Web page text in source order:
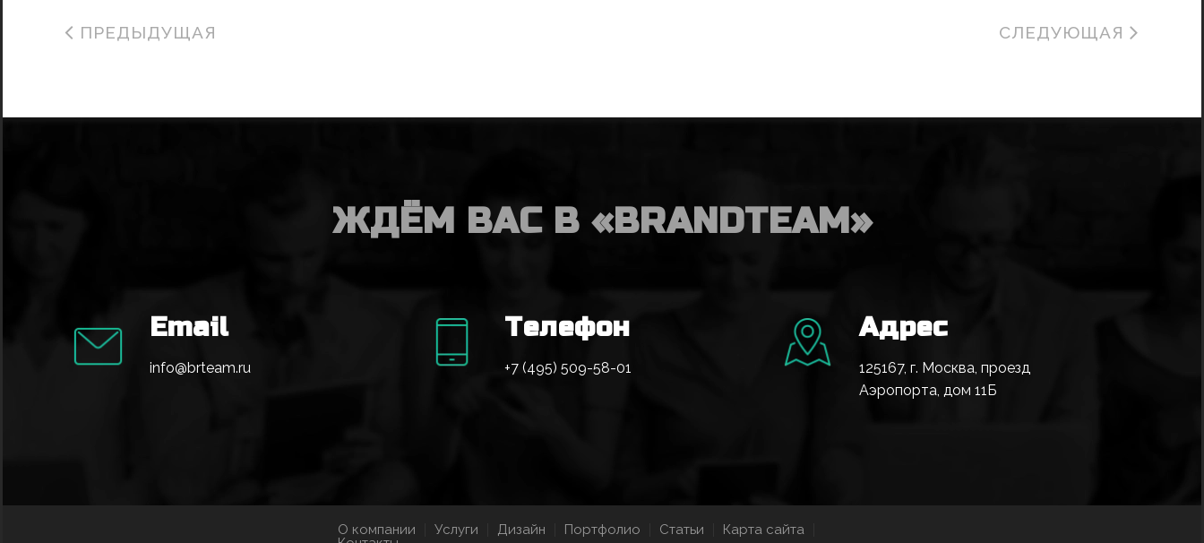
ПРЕДЫДУЩАЯ СЛЕДУЮЩАЯ
ЖДЁМ ВАС В «BRANDTEAM»
Email
info@brteam.ru
Телефон
+7 (495) 509-58-01
Адрес
125167, г. Москва, проезд
Аэропорта, дом 11Б
О компании Услуги Дизайн Портфолио Статьи
Карта сайта